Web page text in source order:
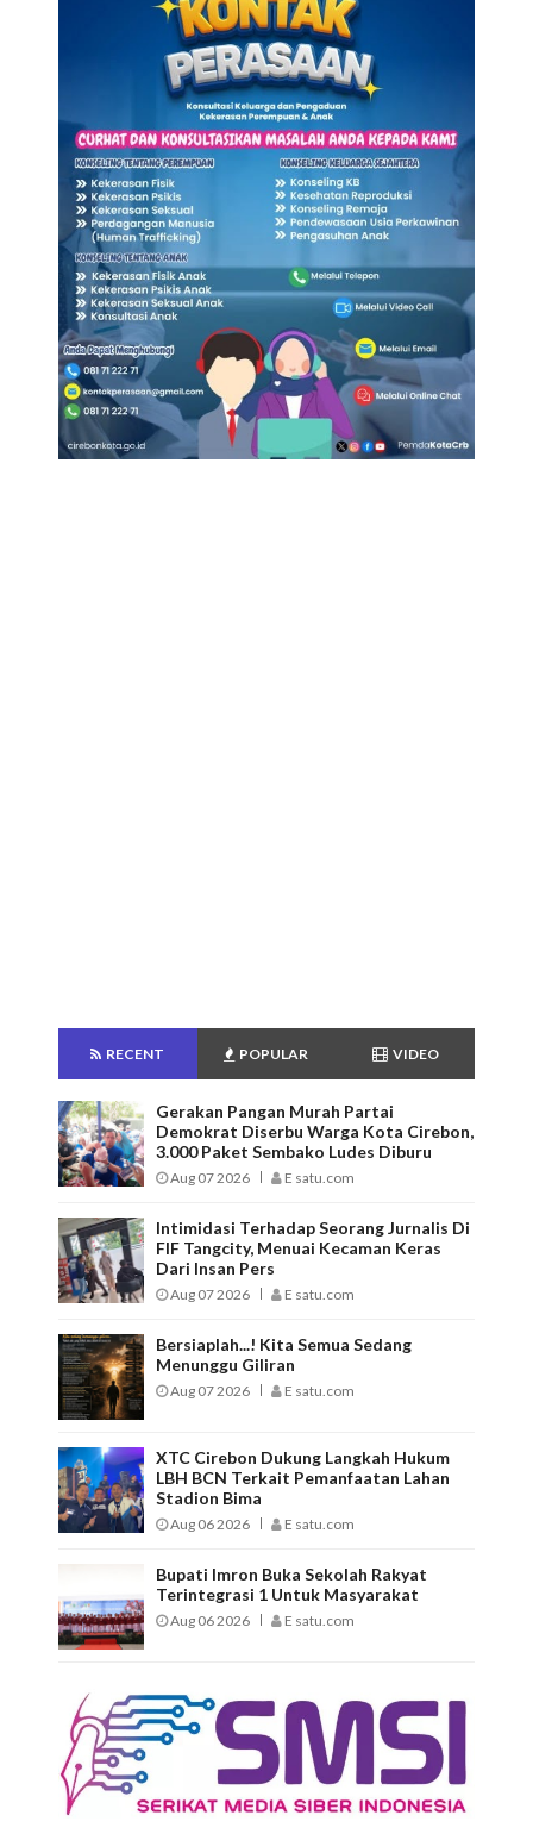
RECENT POPULAR VIDEO
Gerakan Pangan Murah Partai
Demokrat Diserbu Warga Kota Cirebon,
3.000 Paket Sembako Ludes Diburu
Aug 07 2026 E satu.com
Intimidasi Terhadap Seorang Jurnalis Di
FIF Tangcity, Menuai Kecaman Keras
Dari Insan Pers
Aug 07 2026 E satu.com
Bersiaplah...! Kita Semua Sedang
Menunggu Giliran
Aug 07 2026 E satu.com
XTC Cirebon Dukung Langkah Hukum
LBH BCN Terkait Pemanfaatan Lahan
Stadion Bima
Aug 06 2026 E satu.com
Bupati Imron Buka Sekolah Rakyat
Terintegrasi 1 Untuk Masyarakat
Aug 06 2026 E satu.com